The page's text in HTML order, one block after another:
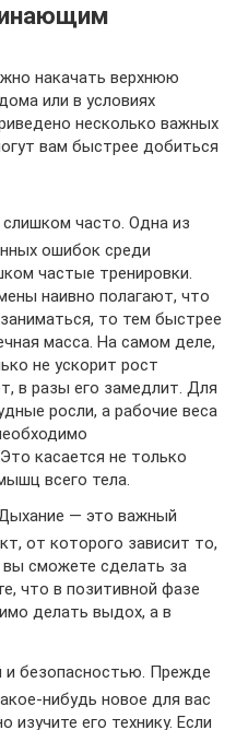
накачать верхнюю
или в условиях
несколько важных
вам быстрее добиться
слишком часто. Одна из
ошибок среди
частые тренировки.
наивно полагают, что
то тем быстрее
масса. На самом деле,
не ускорит рост
в разы его замедлит. Для
росли, а рабочие веса
касается не только
всего тела.
— это важный
от которого зависит то,
сможете сделать за
что в позитивной фазе
делать выдох, а в
и безопасностью. Прежде
нибудь новое для вас
изучите его технику. Если